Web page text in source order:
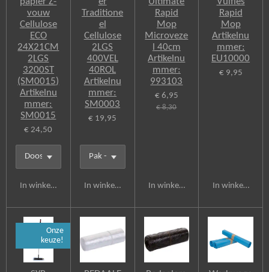
vouw
Cellulose
ECO
24X21CM
2LGS
3200ST
(SM0015)
Artikelnu
mmer:
SM0015
€ 24,50
In winkelwagen
Traditione
el
Cellulose
2LGS
400VEL
40ROL
Artikelnu
mmer:
SM0003
€ 19,95
In winkelwagen
Rapid
Mop
Microveze
l 40cm
Artikelnu
mmer:
993103
€ 6,95
€ 8,30
In winkelwagen
Rapid
Mop
Artikelnu
mmer:
EU10000
€ 9,95
In winkelwagen
Onze
keuze!